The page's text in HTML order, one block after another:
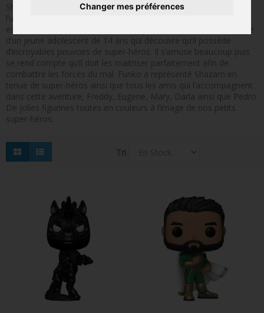
Changer mes préférences
FIGURINES POP DISNEY
FIGURINES POP MARVEL
FIGURINES POP MUSIQUE
FIGURINES POP SÉRIE TV
FIGURINES POP AUTRES FILMS
FIGURINES POP SPORTS
FIGURINES POP ANIME
FIGURINES POP STAR WARS
FIGURINES POP STRANGER THINGS
FIGURINES POP SEIGNEUR DES ANNEAUX
FIGURINES POP DC COMICS
FIGURINES POP JEUX VIDÉO
Shazam est un film américain sorti en 2019, faisant parti de
l’univers cinématographique DC comics. Le personnage principal
est Shazam (appelé Captain Marvel jusqu’en 2011). C’est l’histoire
d’un jeune adolescent de 14 ans qui découvre qu’il possède
d’incroyables pouvoirs de super-héros. Il s’amuse beaucoup puis
se rend compte qu’il doit les maitriser parfaitement afin de
combattre les forces du mal. Funko a représenté Shazam en
tenue de super-héros ainsi que tous les amis qui l’accompagnent
dans cette aventure, Freddy, Eugene, Mary, Darla ainsi que Pedro.
De jolies figurines toutes en couleurs à l’image de nos petits
super-héros.